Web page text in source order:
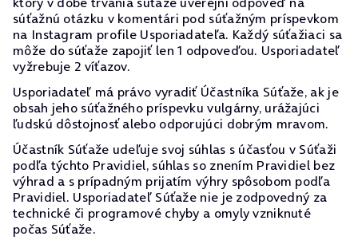
súťažnú otázku v komentári pod súťažným príspevkom
na Instagram profile Usporiadateľa. Každý súťažiaci sa
môže do súťaže zapojiť len 1 odpoveďou. Usporiadateľ
vyžrebuje 2 víťazov.
Usporiadateľ má právo vyradiť Účastníka Súťaže, ak je
obsah jeho súťažného príspevku vulgárny, urážajúci
ľudskú dôstojnosť alebo odporujúci dobrým mravom.
Účastník Súťaže udeľuje svoj súhlas s účasťou v Súťaži
podľa týchto Pravidiel, súhlas so znením Pravidiel bez
výhrad a s prípadným prijatím výhry spôsobom podľa
Pravidiel. Usporiadateľ Súťaže nie je zodpovedný za
technické či programové chyby a omyly vzniknuté
počas Súťaže.